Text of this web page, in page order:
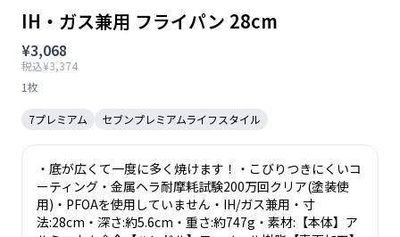
IH・ガス兼用 フライパン 28cm
¥3,068
税込¥3,374
1枚
7プレミアム セブンプレミアムライフスタイル
・底が広くて一度に多く焼けます！・こびりつきにくいコ
ーティング・金属ヘラ耐摩耗試験200万回クリア(塗装使
用)・PFOAを使用していません・IH/ガス兼用・寸
法:28cm・深さ:約5.6cm・重さ:約747g・素材:【本体】ア